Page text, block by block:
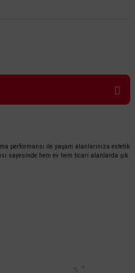
performansı ile yaşam alanlarınıza estetik
sayesinde hem ev hem ticari alanlarda şık